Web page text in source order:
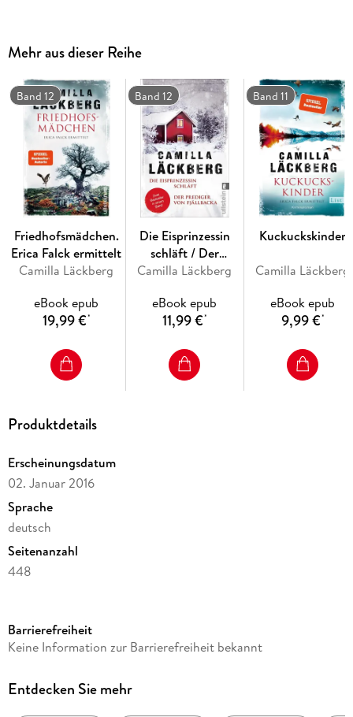
Psyche von Menschen, die in der Lage sind, Kindern so etwas
anzutun. Doch je länger Erica mit der Verurteilten spricht, um
so deutlicher wird, dass die Dinge damals anders gewesen
sein müssen. Erica verfolgt der Gedanke, bei ihr irgendetwas
übersehen zu haben.
Mehr aus dieser Reihe
Band 12
Friedhofsmädchen.
Erica Falck ermittelt
Camilla Läckberg
eBook epub
19,99 €*
Band 12
Die Eisprinzessin
schläft / Der
Prediger von
Camilla Läckberg
eBook epub
11,99 €*
Band 11
Kuckuckskinder
Camilla Läckberg
eBook epub
9,99 €*
Produktdetails
Erscheinungsdatum
02. Januar 2016
Sprache
deutsch
Seitenanzahl
448
Reihe
Autor/Autorin
Barrierefreiheit
Keine Information zur Barrierefreiheit bekannt
Entdecken Sie mehr